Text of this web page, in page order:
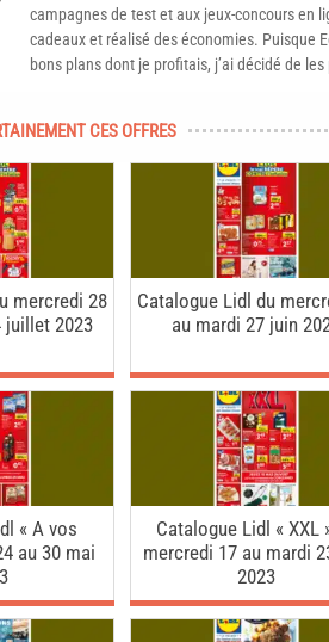
campagnes de test et aux jeux-concours en
cadeaux et réalisé des économies. Puisque
bons plans dont je profitais, j’ai décidé de
CES OFFRES
mercredi 28
juillet 2023
Catalogue Lidl du
au mardi 27 juin
« A vos
au 30 mai
Catalogue Lidl « XXL
mercredi 17 au mardi
2023